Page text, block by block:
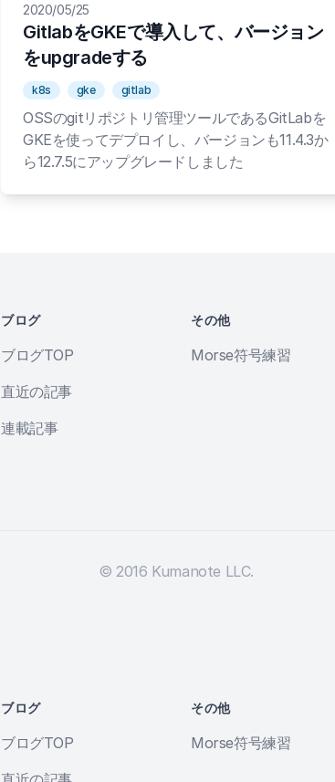
2020/05/25
GitlabをGKEで導入して、バージョン
をupgradeする
k8s gke gitlab
OSSのgitリポジトリ管理ツールであるGitLabを
GKEを使ってデプロイし、バージョンも11.4.3か
ら12.7.5にアップグレードしました
ブログ
ブログTOP
直近の記事
連載記事
その他
Morse符号練習
© 2016 Kumanote LLC.
ブログ
ブログTOP
その他
Morse符号練習